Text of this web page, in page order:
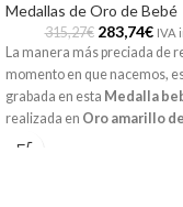
Medallas de Oro de Bebé
315,27€ 283,74€ IVA
La manera más preciada de
momento en que nacemos,
grabada en esta Medalla
realizada en Oro amarillo
kilates